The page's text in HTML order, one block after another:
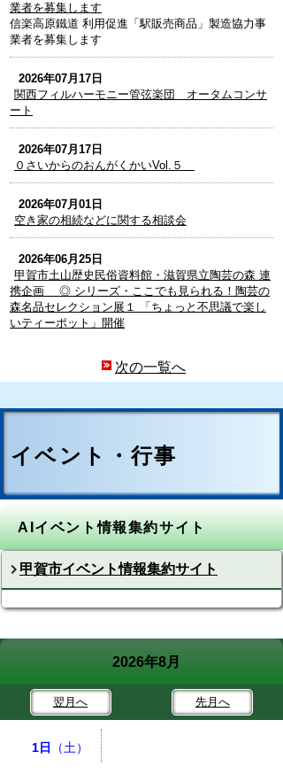
業者を募集します
信楽高原鐵道 利用促進「駅販売商品」製造協力事
業者を募集します
2026年07月17日
関西フィルハーモニー管弦楽団 オータムコンサ
ート
2026年07月17日
０さいからのおんがくかいVol.５
2026年07月01日
空き家の相続などに関する相談会
2026年06月25日
甲賀市土山歴史民俗資料館・滋賀県立陶芸の森 連
携企画 ◎ シリーズ・ここでも見られる！陶芸の
森名品セレクション展１ 「ちょっと不思議で楽し
いティーポット」開催
次の一覧へ
イベント・行事
AIイベント情報集約サイト
甲賀市イベント情報集約サイト
2026年8月
翌月へ 先月 へ
1日 （土）